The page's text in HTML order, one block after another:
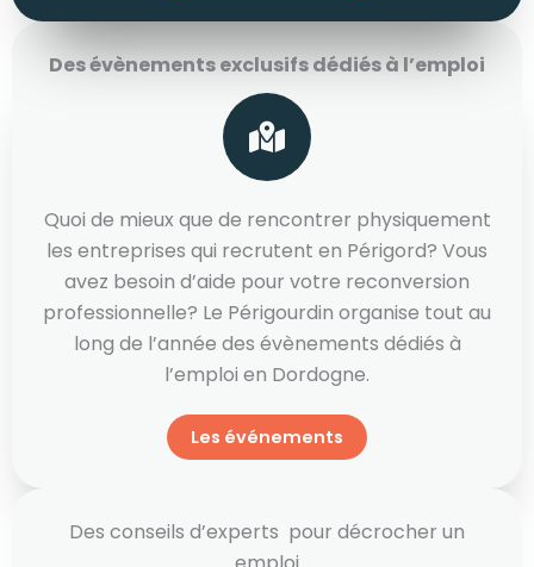
Des évènements exclusifs dédiés à l’emploi
Quoi de mieux que de rencontrer physiquement
les entreprises qui recrutent en Périgord? Vous
avez besoin d’aide pour votre reconversion
professionnelle? Le Périgourdin organise tout au
long de l’année des évènements dédiés à
l’emploi en Dordogne.
Les événements
Des conseils d’experts pour décrocher un